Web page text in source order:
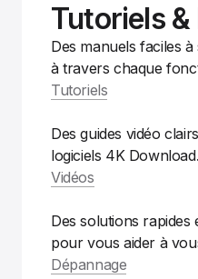
Tutoriels &
Des manuels faciles
à travers chaque
Tutoriels
Des guides vidéo
logiciels 4K Download.
Vidéos
Des solutions rapides
pour vous aider à
Dépannage